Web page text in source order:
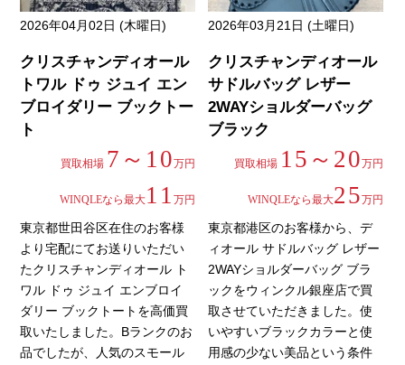
2026年04月02日 (木曜日)
クリスチャンディオール
トワル ドゥ ジュイ エン
ブロイダリー ブックトー
ト
買取相場 7～10万円
WINQLEなら最大11 万円
東京都世田谷区在住のお客様
より宅配にてお送りいただい
たクリスチャンディオール ト
ワル ドゥ ジュイ エンブロイ
ダリー ブックトートを高価買
取いたしました。Bランクのお
品でしたが、人気のスモール
2026年03月21日 (土曜日)
クリスチャンディオール
サドルバッグ レザー
2WAYショルダーバッグ
ブラック
買取相場 15～20万円
WINQLEなら最大25万円
東京都港区のお客様から、デ
ィオール サドルバッグ レザー
2WAYショルダーバッグ ブラ
ックをウィンクル銀座店で買
取させていただきました。使
いやすいブラックカラーと使
用感の少ない美品という条件